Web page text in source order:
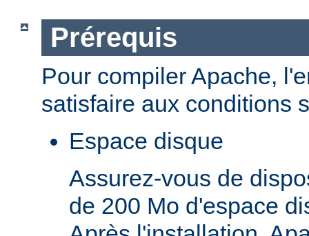
Prérequis
Pour compiler Apache,
satisfaire aux conditions
Espace disque
Assurez-vous de
de 200 Mo d'espace